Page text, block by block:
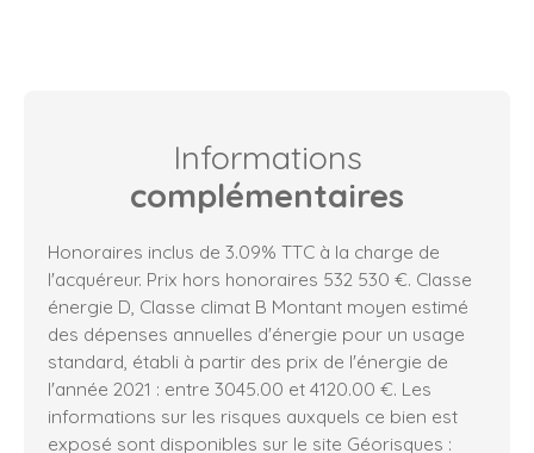
Informations
complémentaires
Honoraires inclus de 3.09% TTC à la charge de
l'acquéreur. Prix hors honoraires 532 530 €. Classe
énergie D, Classe climat B Montant moyen estimé
des dépenses annuelles d'énergie pour un usage
standard, établi à partir des prix de l'énergie de
l'année 2021 : entre 3045.00 et 4120.00 €. Les
informations sur les risques auxquels ce bien est
exposé sont disponibles sur le site Géorisques :